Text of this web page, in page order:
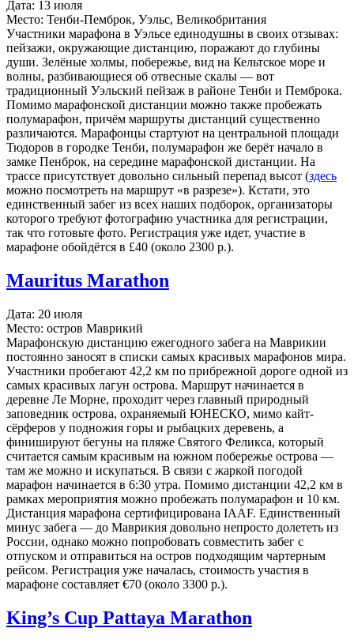
Дата: 13 июля
Место: Тенби-Пемброк, Уэльс, Великобритания
Участники марафона в Уэльсе единодушны в своих отзывах:
пейзажи, окружающие дистанцию, поражают до глубины
души. Зелёные холмы, побережье, вид на Кельтское море и
волны, разбивающиеся об отвесные скалы — вот
традиционный Уэльский пейзаж в районе Тенби и Пемброка.
Помимо марафонской дистанции можно также пробежать
полумарафон, причём маршруты дистанций существенно
различаются. Марафонцы стартуют на центральной площади
Тюдоров в городке Тенби, полумарафон же берёт начало в
замке Пенброк, на середине марафонской дистанции. На
трассе присутствует довольно сильный перепад высот (здесь
можно посмотреть на маршрут «в разрезе»). Кстати, это
единственный забег из всех наших подборок, организаторы
которого требуют фотографию участника для регистрации,
так что готовьте фото. Регистрация уже идет, участие в
марафоне обойдётся в £40 (около 2300 р.).
Mauritus Marathon
Дата: 20 июля
Место: остров Маврикий
Марафонскую дистанцию ежегодного забега на Маврикии
постоянно заносят в списки самых красивых марафонов мира.
Участники пробегают 42,2 км по прибрежной дороге одной из
самых красивых лагун острова. Маршрут начинается в
деревне Ле Морне, проходит через главный природный
заповедник острова, охраняемый ЮНЕСКО, мимо кайт-
сёрферов у подножия горы и рыбацких деревень, а
финишируют бегуны на пляже Святого Феликса, который
считается самым красивым на южном побережье острова —
там же можно и искупаться. В связи с жаркой погодой
марафон начинается в 6:30 утра. Помимо дистанции 42,2 км в
рамках мероприятия можно пробежать полумарафон и 10 км.
Дистанция марафона сертифицирована IAAF. Единственный
минус забега — до Маврикия довольно непросто долететь из
России, однако можно попробовать совместить забег с
отпуском и отправиться на остров подходящим чартерным
рейсом. Регистрация уже началась, стоимость участия в
марафоне составляет €70 (около 3300 р.).
King’s Cup Pattaya Marathon